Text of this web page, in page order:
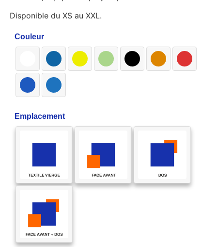
Disponible du XS au XXL.
Couleur
Emplacement